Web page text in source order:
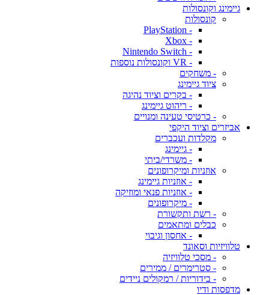
גיימינג וקונסולות
קונסולות
- PlayStation
- Xbox
- Nintendo Switch
- VR וקונסולות נוספות
- משחקים
ציוד גיימינג
- בקרים וציוד נהיגה
- ריהוט גיימינג
- כרטיסי טעינה ומנויים
אביזרים וציוד היקפי
מקלדות ועכברים
- גיימינג
- משרדי/ביתי
אוזניות ומיקרופונים
- אוזניות גיימינג
- אוזניות פנאי ומוזיקה
- מיקרופונים
- רשת ותקשורת
כבלים ומתאמים
- אחסון וגיבוי
טלוויזיות וסאונד
- מסכי טלוויזיה
- סטרימרים / ממירים
- בידוריות / רמקולים ניידים
מדפסות ודיו